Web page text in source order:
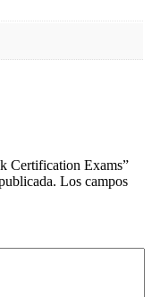
Certification Exams”
Los campos